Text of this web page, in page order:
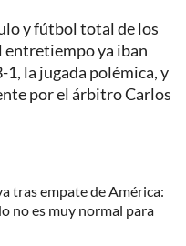
y fútbol total de los
entretiempo ya iban
la jugada polémica, y
por el árbitro Carlos
tras empate de América:
no es muy normal para